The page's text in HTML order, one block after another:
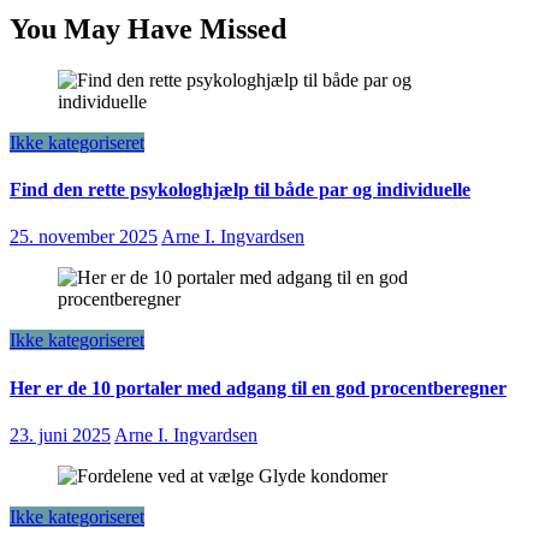
You May Have Missed
Ikke kategoriseret
Find den rette psykologhjælp til både par og individuelle
25. november 2025Arne I. Ingvardsen
Ikke kategoriseret
Her er de 10 portaler med adgang til en god procentberegner
23. juni 2025 Arne I. Ingvardsen
Ikke kategoriseret